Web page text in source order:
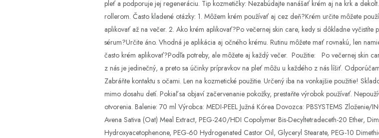
pleť a podporuje jej regeneráciu. Tip kozmetičky: Nezabúdajte nanášať krém aj na krk a
rollerom. Často kladené otázky: 1. Môžem krém používať aj cez deň?Krém určite môžete
aplikovať až na večer. 2. Ako krém aplikovať?Po večernej skin care, kedy si dôkladne
sérum?Určite áno. Vhodná je aplikácia aj očného krému. Rutinu môžete mať rovnakú, len
často krém aplikovať?Podľa potreby, ale môžete aj každý večer. Použitie: Po večernej skin
z nás je jedinečný, a preto sa účinky prípravkov na pleť môžu u každého z nás líšiť.
Zabráňte kontaktu s očami. Len na kozmetické použitie. Určený iba na vonkajšie použitie!
mimo dosahu detí. Pokiaľ sa objaví začervenanie pokožky, prestaňte výrobok používať.
otvorenia. Balenie: 70 ml Výrobca: MEDI-PEEL Južná Kórea Dovozca: PBSYSTEMS
Avena Sativa (Oat) Meal Extract, PEG-240/HDI Copolymer Bis-Decyltetradeceth-20 Ether,
Hydroxyacetophenone, PEG-60 Hydrogenated Castor Oil, Glyceryl Stearate, PEG-10